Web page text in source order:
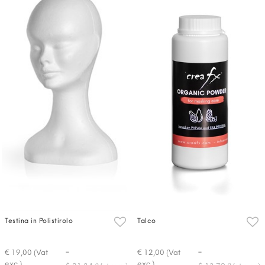
Testina in Polistirolo
€ 19,00 (Vat
-
Talco
€ 12,00 (Vat
-